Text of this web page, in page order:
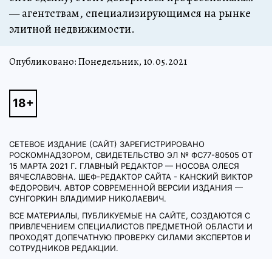
— агент­ст­вам, спе­ци­а­ли­зи­ру­ю­щим­ся на рын­ке
элит­ной не­дви­жи­мос­ти.
Опубликовано: Понедельник, 10.05.2021
СЕТЕВОЕ ИЗДАНИЕ (САЙТ) ЗАРЕГИСТРИРОВАНО
РОСКОМНАДЗОРОМ, СВИДЕТЕЛЬСТВО ЭЛ № ФС77-80505 ОТ
15 МАРТА 2021 Г. ГЛАВНЫЙ РЕДАКТОР — НОСОВА ОЛЕСЯ
ВЯЧЕСЛАВОВНА. ШЕФ-РЕДАКТОР САЙТА - КАНСКИЙ ВИКТОР
ФЕДОРОВИЧ. АВТОР СОВРЕМЕННОЙ ВЕРСИИ ИЗДАНИЯ —
СУНГОРКИН ВЛАДИМИР НИКОЛАЕВИЧ.
ВСЕ МАТЕРИАЛЫ, ПУБЛИКУЕМЫЕ НА САЙТЕ, СОЗДАЮТСЯ С
ПРИВЛЕЧЕНИЕМ СПЕЦИАЛИСТОВ ПРЕДМЕТНОЙ ОБЛАСТИ И
ПРОХОДЯТ ДОПЕЧАТНУЮ ПРОВЕРКУ СИЛАМИ ЭКСПЕРТОВ И
СОТРУДНИКОВ РЕДАКЦИИ.